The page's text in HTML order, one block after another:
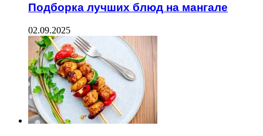
Подборка лучших блюд на мангале
02.09.2025